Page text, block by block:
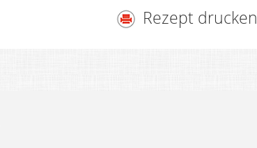
Rezept drucken